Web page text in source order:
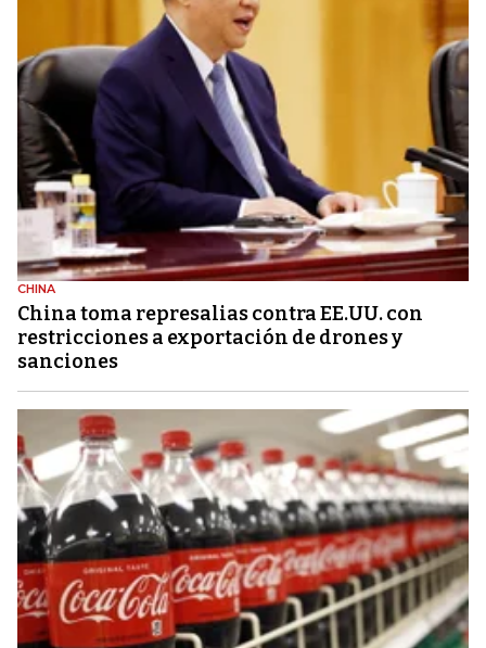
CHINA
China toma represalias contra EE.UU. con
restricciones a exportación de drones y
sanciones